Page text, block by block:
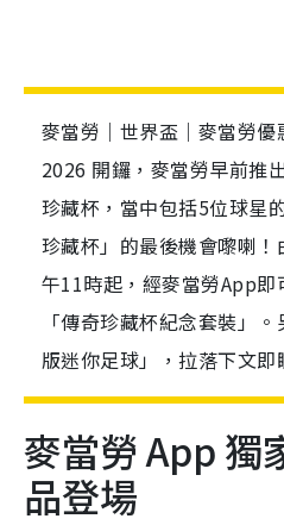
麥當勞｜世界盃｜麥當勞
2026 開鑼，麥當勞早前推
珍藏杯，當中包括5位球星
珍藏杯」的最後機會嚟喇
午11時起，經麥當勞App
「傳奇珍藏杯紀念套裝」
版迷你足球」，拉落下文即
麥當勞 App 獨
品登場